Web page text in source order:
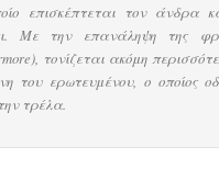
επισκέπτεται τον άνδρα
Με την επανάληψη της
τονίζεται ακόμη
του ερωτευμένου, ο οποίος
τρέλα.